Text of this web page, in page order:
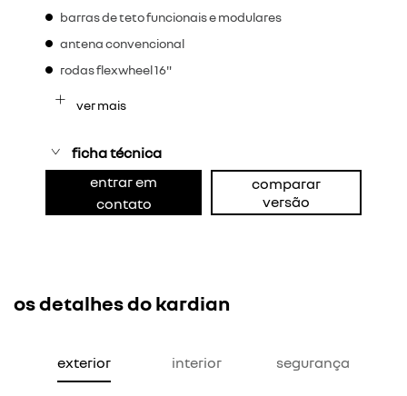
barras de teto funcionais e modulares
antena convencional
rodas flexwheel 16"
ver mais
ficha técnica
entrar em
contato
comparar
versão
os detalhes do kardian
exterior interior segurança